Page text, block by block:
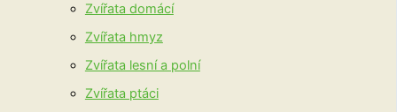
Zvířata domácí
Zvířata hmyz
Zvířata lesní a polní
Zvířata ptáci